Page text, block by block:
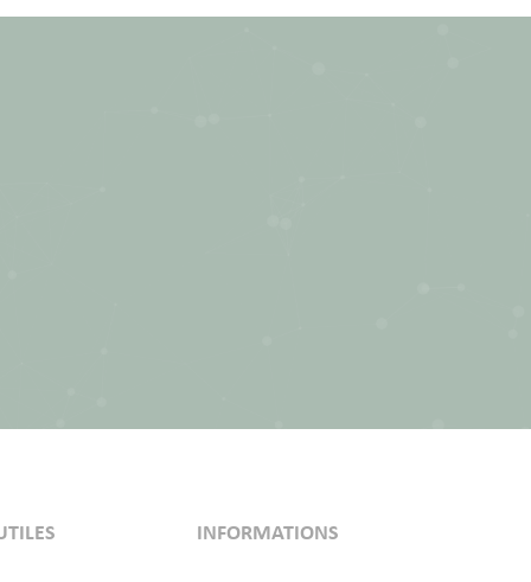
INFORMATIONS